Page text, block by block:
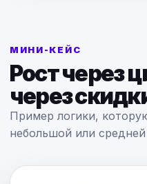
МИНИ-КЕЙС
Рост через
через
Пример логики,
небольшой или